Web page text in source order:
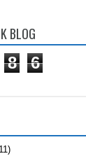
BLOG
8 6